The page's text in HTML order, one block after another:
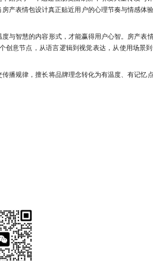
产表情包设计真正贴近用户的心理节奏与情感体
智慧的内容形式，才能赢得用户心智。房产表
意节点，从语言逻辑到视觉表达，从使用场景
规律，擅长将品牌理念转化为有温度、有记忆